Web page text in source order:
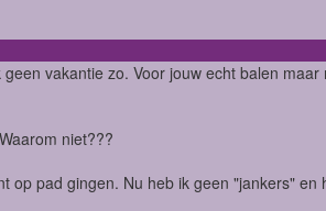
vakantie zo. Voor jouw echt balen
niet???
op pad gingen. Nu heb ik geen "jankers" en